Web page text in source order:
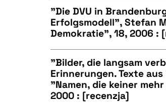
BIBTEX
BIBTEX
CZYSTY TEKST
BIBTEX
"Die DVU in
Erfolgsmodell", Stefan
Demokratie", 18, 2006 :
CZYSTY TEKST
"Bilder, die langsam
Erinnerungen. Texte
"Namen, die keiner
2000 : [recenzja]